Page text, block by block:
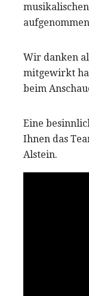
Wir danken
mitgewirkt
beim
Eine
Ihnen das
Alstein.